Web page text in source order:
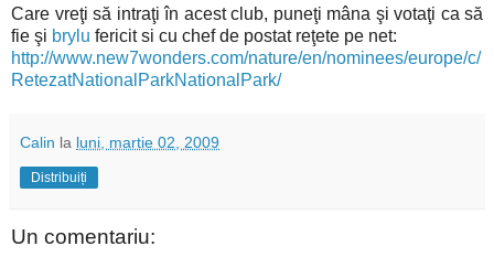
Care vreţi să intraţi în acest club, puneţi mâna şi votaţi ca să
fie şi brylu fericit si cu chef de postat reţete pe net:
http://www.new7wonders.com/nature/en/nominees/europe/c/
RetezatNationalParkNationalPark/
Calin la luni, martie 02, 2009
Distribuiți
Un comentariu: